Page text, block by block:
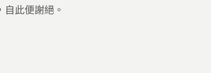
此便謝絕。